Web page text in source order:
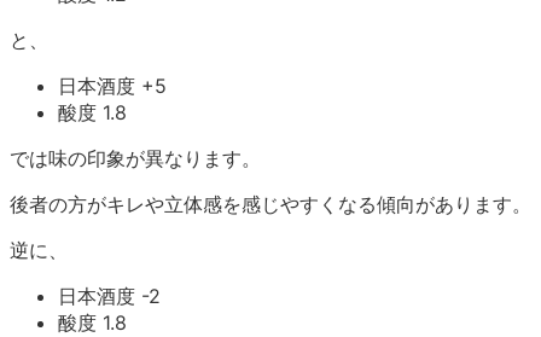
と、
日本酒度 +5
酸度 1.8
では味の印象が異なります。
後者の方がキレや立体感を感じやすくなる傾向があります。
逆に、
日本酒度 -2
酸度 1.8